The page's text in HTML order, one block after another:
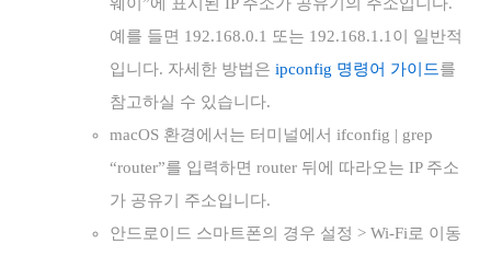
예를 들면 192.168.0.1 또는 192.168.1.1이 일반적
입니다. 자세한 방법은 ipconfig 명령어 가이드를
참고하실 수 있습니다.
macOS 환경에서는 터미널에서 ifconfig | grep
“router”를 입력하면 router 뒤에 따라오는 IP 주소
가 공유기 주소입니다.
안드로이드 스마트폰의 경우 설정 > Wi-Fi로 이동